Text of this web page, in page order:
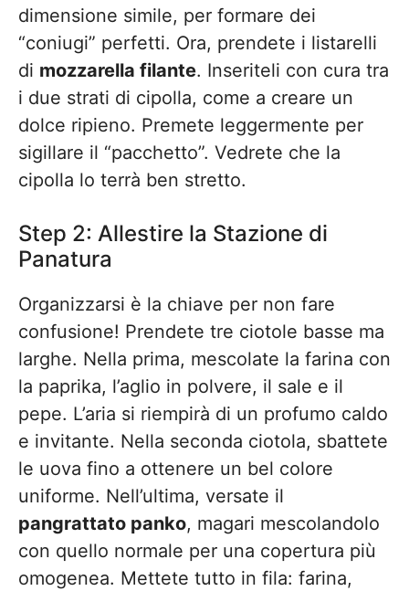
dimensione simile, per formare dei
“coniugi” perfetti. Ora, prendete i listarelli
di mozzarella filante. Inseriteli con cura tra
i due strati di cipolla, come a creare un
dolce ripieno. Premete leggermente per
sigillare il “pacchetto”. Vedrete che la
cipolla lo terrà ben stretto.
Step 2: Allestire la Stazione di
Panatura
Organizzarsi è la chiave per non fare
confusione! Prendete tre ciotole basse ma
larghe. Nella prima, mescolate la farina con
la paprika, l’aglio in polvere, il sale e il
pepe. L’aria si riempirà di un profumo caldo
e invitante. Nella seconda ciotola, sbattete
le uova fino a ottenere un bel colore
uniforme. Nell’ultima, versate il
pangrattato panko, magari mescolandolo
con quello normale per una copertura più
omogenea. Mettete tutto in fila: farina,